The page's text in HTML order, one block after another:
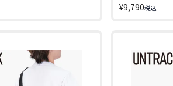
¥9,790税込